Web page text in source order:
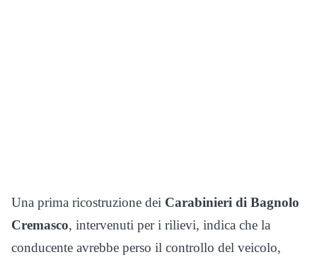
Una prima ricostruzione dei Carabinieri di Bagnolo
Cremasco, intervenuti per i rilievi, indica che la
conducente avrebbe perso il controllo del veicolo,